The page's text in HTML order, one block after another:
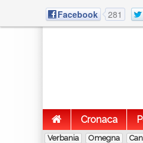
Facebook 281
Cronaca
Verbania Omegna